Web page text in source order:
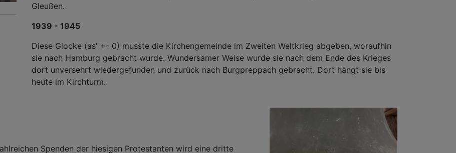
Gleußen.
1939 - 1945
Diese Glocke (as' +- 0) musste die Kirchengemeinde im Zweiten Weltkrieg abgeben, woraufhin
sie nach Hamburg gebracht wurde. Wundersamer Weise wurde sie nach dem Ende des Krieges
dort unversehrt wiedergefunden und zurück nach Burgpreppach gebracht. Dort hängt sie bis
heute im Kirchturm.
Spenden der hiesigen Protestanten wird eine dritte